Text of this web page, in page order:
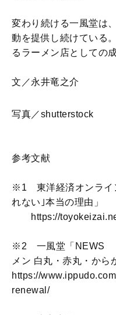
変わり続ける一風堂は
動を提供し続けている
るラーメン店としての
文／永井竜之介
写真／shutterstock
参考文献
※1 東洋経済オンライ
れない｣本当の理由」
https://
※2 一風堂「NEWS
メン 白丸・赤丸・から
https://
renewal/